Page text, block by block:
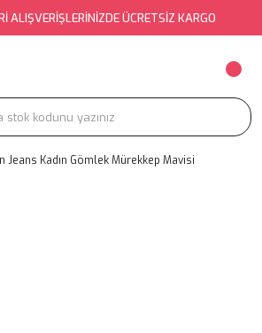
ALIŞVERİŞLERİNİZDE ÜCRETSİZ KARGO